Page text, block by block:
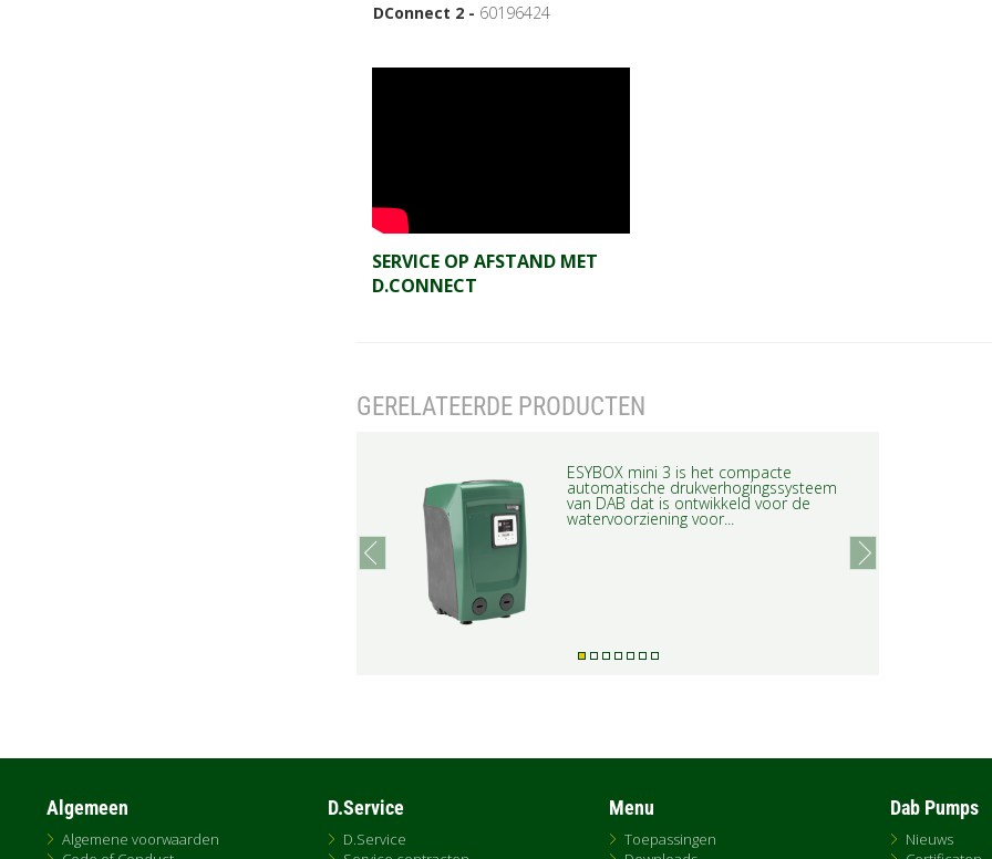
DConnect 2 - 60196424
SERVICE OP AFSTAND MET
D.CONNECT
GERELATEERDE PRODUCTEN
ESYBOX mini 3 is het compacte
automatische drukverhogingssysteem
van DAB dat is ontwikkeld voor de
watervoorziening voor...
prev next
Algemeen
Algemene voorwaarden
D.Service
D.Service
Menu
Toepassingen
Dab Pumps
Nieuws